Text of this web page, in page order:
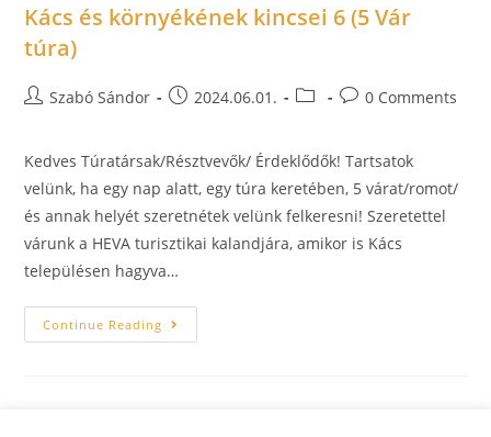
Kács és környékének kincsei 6 (5 Vár
túra)
Szabó Sándor 2024.06.01. 0 Comments
Kedves Túratársak/Résztvevők/ Érdeklődők! Tartsatok
velünk, ha egy nap alatt, egy túra keretében, 5 várat/romot/
és annak helyét szeretnétek velünk felkeresni! Szeretettel
várunk a HEVA turisztikai kalandjára, amikor is Kács
településen hagyva…
Continue Reading